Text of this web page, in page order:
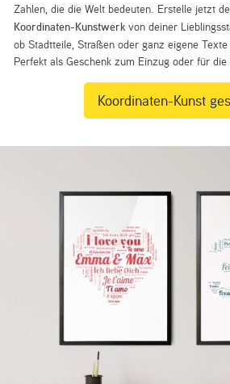
Zahlen, die die Welt bedeuten. Erstelle jetzt
Koordinaten-Kunstwerk von deiner
ob Stadtteile, Straßen oder ganz eigene
Perfekt als Geschenk zum Einzug oder für
Koordinaten-Kunst